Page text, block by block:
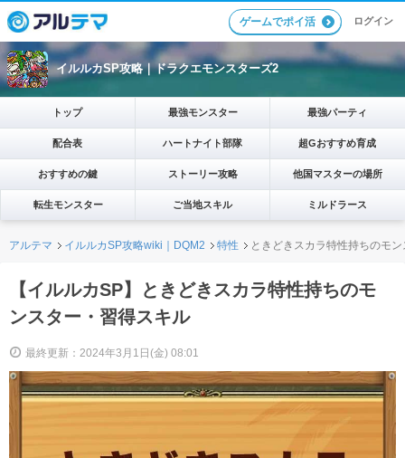
ゲームでポイ活 ログイン
イルルカSP攻略｜ドラクエモンスターズ2
トップ 最強モンスター 最強パーティ
配合表 ハートナイト部隊 超Gおすすめ育成
おすすめの鍵 ストーリー攻略 他国マスターの場所
転生モンスター ご当地スキル ミルドラース
アルテマ イルルカSP攻略wiki｜DQM2 特性 ときどきスカラ特性持ちのモ
【イルルカSP】ときどきスカラ特性持ちのモ
ンスター・習得スキル
最終更新：2024年3月1日(金) 08:01